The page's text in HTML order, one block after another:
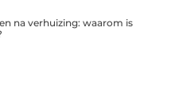
na verhuizing: waarom is